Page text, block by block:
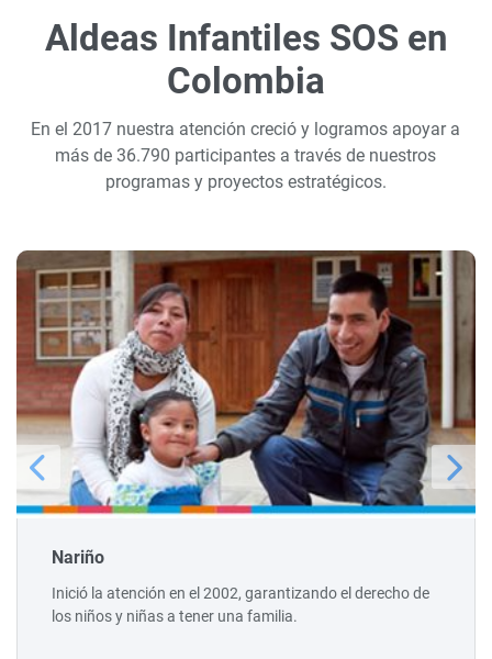
Aldeas Infantiles SOS en
Colombia
En el 2017 nuestra atención creció y logramos apoyar a
más de 36.790 participantes a través de nuestros
programas y proyectos estratégicos.
Nariño
Inició la atención en el 2002, garantizando el derecho de
los niños y niñas a tener una familia.